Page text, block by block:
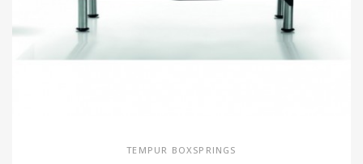
TEMPUR BOXSPRINGS